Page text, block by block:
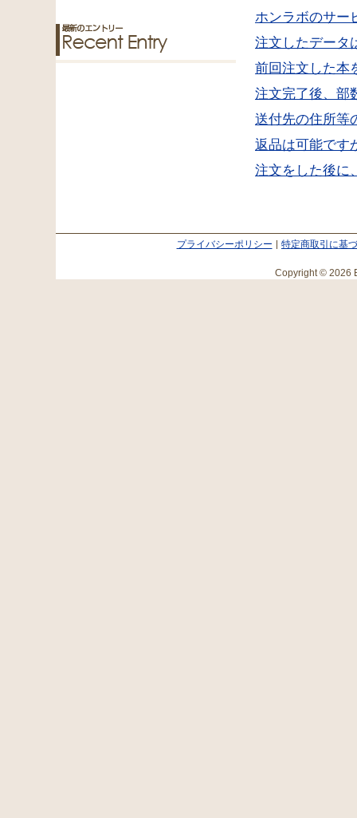
ホンラボのサー
注文したデータ
前回注文した本
注文完了後、部
送付先の住所等
返品は可能です
注文をした後に
プライバシーポリシー 特定商取引に基
Copyright © 2026